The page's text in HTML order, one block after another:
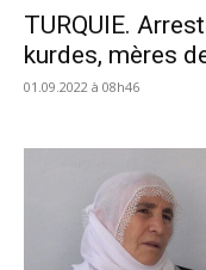
TURQUIE.
kurdes, mères
01.09.2022 à 08h46